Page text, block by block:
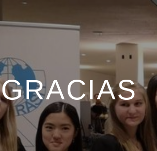
GRACIAS